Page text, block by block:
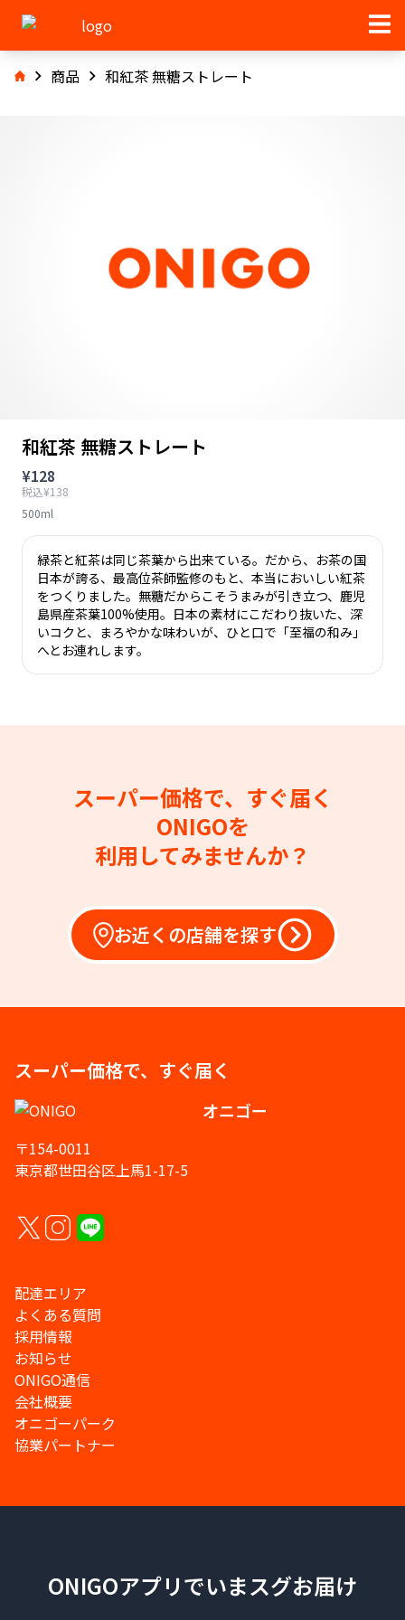
商品 和紅茶 無糖ストレート
和紅茶 無糖ストレート
¥128
税込¥138
500ml
緑茶と紅茶は同じ茶葉から出来ている。だから、お茶の国
日本が誇る、最高位茶師監修のもと、本当においしい紅茶
をつくりました。無糖だからこそうまみが引き立つ、鹿児
島県産茶葉100%使用。日本の素材にこだわり抜いた、深
いコクと、まろやかな味わいが、ひと口で「至福の和み」
へとお連れします。
スーパー価格で、すぐ届く
ONIGOを
利用してみませんか？
お近くの店舗を探す
スーパー価格で、すぐ届く
オニゴー
〒154-0011
東京都世田谷区上馬1-17-5
配達エリア
よくある質問
採用情報
お知らせ
ONIGO通信
会社概要
オニゴーパーク
協業パートナー
ONIGOアプリでいまスグお届け